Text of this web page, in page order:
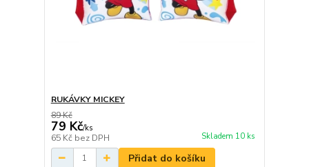
RUKÁVKY MICKEY
89 Kč
79 Kč/ks
65 Kč bez DPH Skladem 10 ks
Přidat do košíku